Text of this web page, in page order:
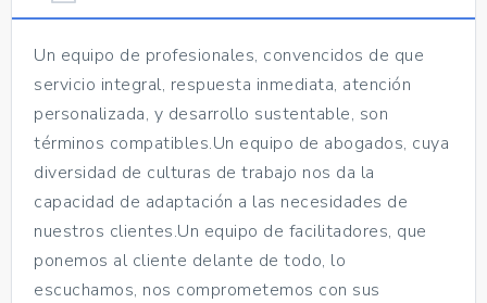
Un equipo de profesionales, convencidos de que
servicio integral, respuesta inmediata, atención
personalizada, y desarrollo sustentable, son
términos compatibles.Un equipo de abogados, cuya
diversidad de culturas de trabajo nos da la
capacidad de adaptación a las necesidades de
nuestros clientes.Un equipo de facilitadores, que
ponemos al cliente delante de todo, lo
escuchamos, nos comprometemos con sus